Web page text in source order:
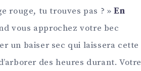
rouge, tu trouves pas ? » En
vous approchez votre bec
un baiser sec qui laissera cette
des heures durant. Votre